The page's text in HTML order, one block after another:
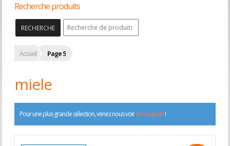
Recherche produits
RECHERCHE
Accueil Page 5
miele
Pour une plus grande sélection, venez nous voiren magasin!